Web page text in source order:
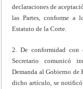
declaraciones de
las Partes, conforme a
Estatuto de la Corte.
2. De conformidad
Secretario comunicó
Demanda al Gobierno de
dicho artículo, se notificó